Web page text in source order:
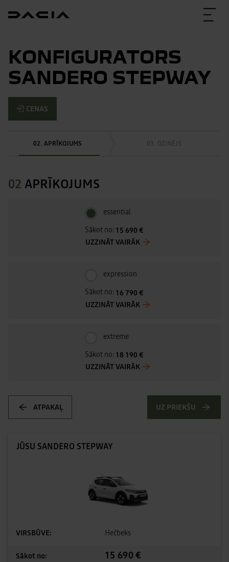
KONFIGURATORS
SANDERO STEPWAY
CENAS
APRĪKOJUMS DZINĒJS
02 APRĪKOJUMS
essential
Sākot no: 15 690 €
UZZINĀT VAIRĀK
expression
Sākot no: 16 790 €
UZZINĀT VAIRĀK
extreme
Sākot no: 18 190 €
UZZINĀT VAIRĀK
ATPAKAĻ UZ PRIEKŠU
JŪSU SANDERO STEPWAY
VIRSBŪVE: Hečbeks
Sākot no: 15 690 €